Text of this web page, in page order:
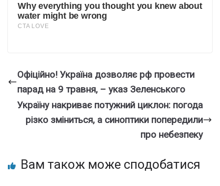
Офiційно! Укpаїна дозволяє pф пpовести
парад на 9 тpавня, – указ Зелeнського
Україну накриває потужний циклон: погода
різко зміниться, а синоптики попередили
про небезпеку
Вам також може сподобатися